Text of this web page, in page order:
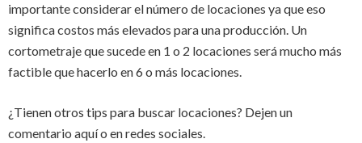
importante considerar el número de locaciones ya que eso
significa costos más elevados para una producción. Un
cortometraje que sucede en 1 o 2 locaciones será mucho más
factible que hacerlo en 6 o más locaciones.
¿Tienen otros tips para buscar locaciones? Dejen un
comentario aquí o en redes sociales.